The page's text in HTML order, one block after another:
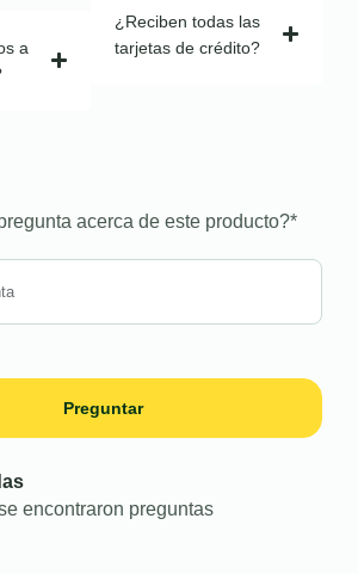
a
¿Reciben todas las
tarjetas de crédito?
acerca de este producto?*
Preguntar
encontraron preguntas